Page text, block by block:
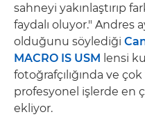
sahneyi yakınlaştırıp
faydalı oluyor." Andres
olduğunu söylediği
MACRO IS USM lensi
fotoğrafçılığında ve
profesyonel işlerde en
ekliyor.